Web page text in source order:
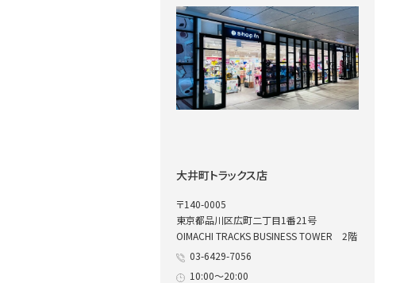
大井町トラックス店
〒140-0005
東京都品川区広町二丁目1番21号
OIMACHI TRACKS BUSINESS TOWER 2階
03-6429-7056
10:00～20:00